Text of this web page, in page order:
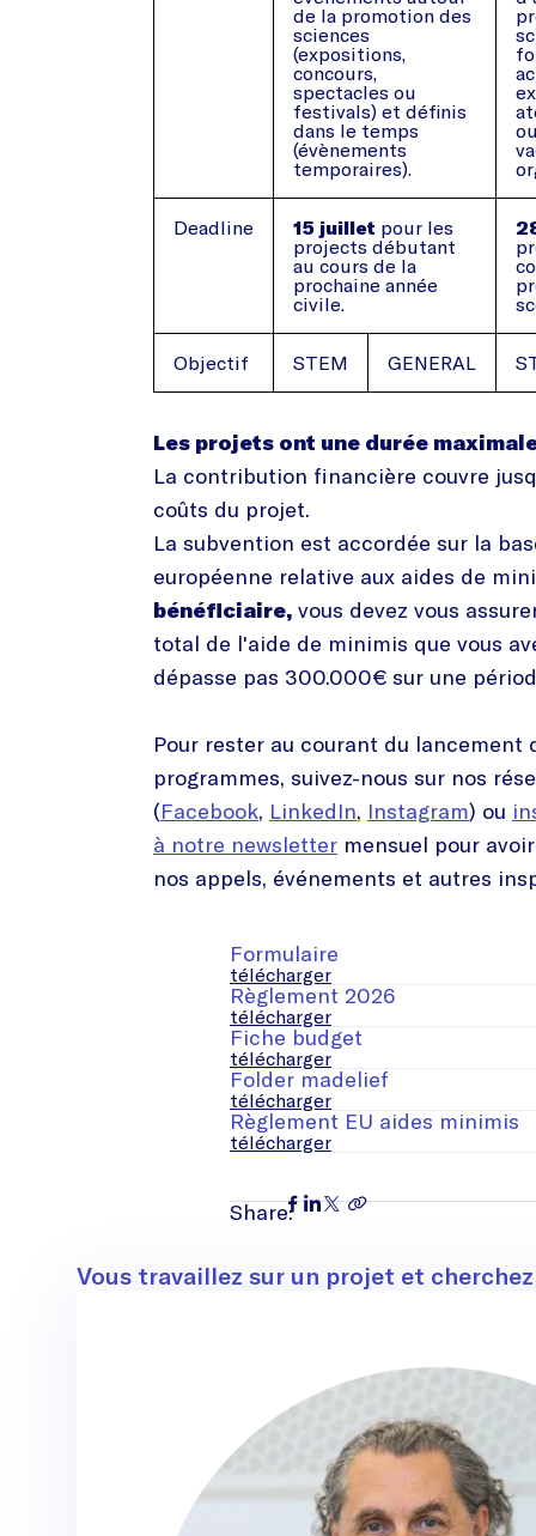
de la promotion des
sciences
(expositions,
concours,
spectacles ou
festivals) et définis
dans le temps
(évènements
temporaires).
Deadline 15 juillet pour les
projects débutant
au cours de la
prochaine année
civile.
Objectif STEM GENERAL
Les projets ont une durée
La contribution financière couvre
coûts du projet.
La subvention est accordée sur la
européenne relative aux aides de
bénéficiaire, vous devez vous
total de l'aide de minimis que vous
dépasse pas 300.000€ sur une
Pour rester au courant du lancement
programmes, suivez-nous sur nos
(Facebook, LinkedIn, Instagram) ou
à notre newsletter mensuel pour
nos appels, événements et autres
Formulaire
télécharger
Règlement 2026
télécharger
Fiche budget
télécharger
Folder madelief
télécharger
Règlement EU aides minimis
télécharger
Share:
Vous travaillez sur un projet et
Contact